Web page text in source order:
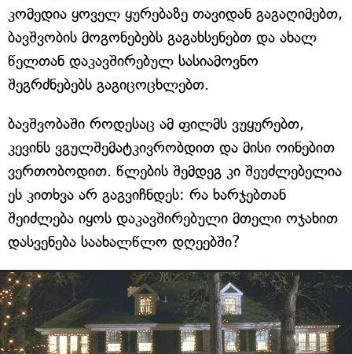
კომედია ყოველ ყურებაზე თავიდან გაგაღიმებთ,
ბავშვობის მოგონებებს გაგახსენებთ და ახალ
წელთან დაკავშირებულ სასიამოვნო
შეგრძნებებს გაგიცოცხლებთ.
ბავშვობაში როდესაც ამ ფილმს ვუყურებთ,
კევინს ვგულშემატკივრობდით და მისი ოინებით
ვერთობოდით. წლების შემდეგ კი შეუძლებელია
ეს კითხვა არ გაგვიჩნდეს: რა ხარჯებთან
შეიძლება იყოს დაკავშირებული მთელი ოჯახით
დასვენება საახალწლო დღეებში?